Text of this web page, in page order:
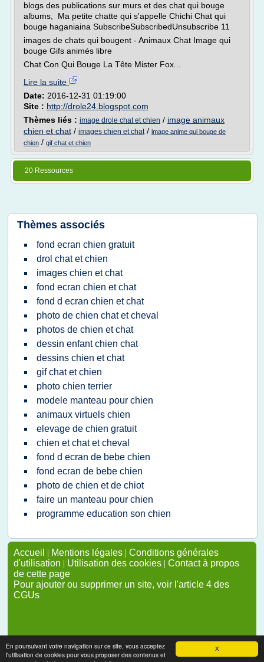
X
En poursuivant votre navigation sur ce site, vous acceptez
l'utilisation de cookies pour vous proposer des contenus et
blogs des publications sur murs et des chat qui bouge
albums, Ma petite chatte qui s'appelle Chichi Chat qui
bouge haganiaina SubscribeSubscribedUnsubscribe 11
images de chats qui bougent - Animaux Chat Image qui
bouge Gifs animés libre
Chat Con Qui Bouge La Tête Mister Fox...
Lire la suite
Date: 2016-12-31 01:19:00
Site : http://drole24.blogspot.com
Thèmes liés : image drole chat et chien / image animaux
chien et chat / images chien et chat/ image anime qui bouge de
chien / gif chat et chien
20 Ressources
Thèmes associés
fond ecran chien gratuit
drol chat et chien
images chien et chat
fond ecran chien et chat
fond d ecran chien et chat
photo de chien chat et cheval
photos de chien et chat
dessin enfant chien chat
dessins chien et chat
gif chat et chien
photo chien terrier
modele manteau pour chien
animaux virtuels chien
elevage de chien gratuit
chien et chat et cheval
fond d ecran de bebe chien
fond ecran de bebe chien
photo de chien et de chiot
faire un manteau pour chien
programme education son chien
Accueil | Mentions légales | Conditions générales
d'utilisation | Utilisation des cookies | Contact à propos
de cette page
Pour ajouter ou supprimer un site, voir l'article 4 des
CGUs